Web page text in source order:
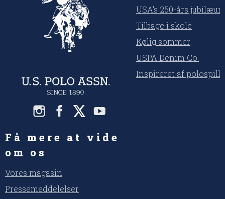
USA's 250-års jubilæum
Tilbage i skole
Kølig sommer
USPA Denim Co.
Inspireret af
Få mere at vide
om os
Vores magasin
Pressemeddelelser